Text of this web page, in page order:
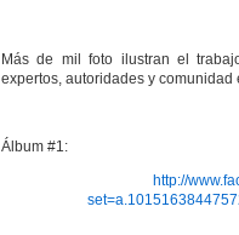
Más de mil foto ilustran el
expertos, autoridades y comunidad
Álbum #1:
http://